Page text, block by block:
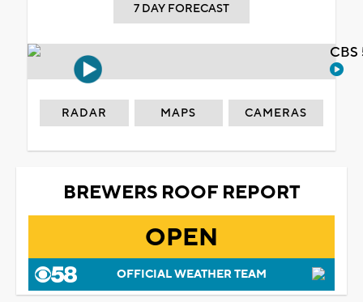
7 DAY FORECAST
RADAR MAPS CAMERAS
BREWERS ROOF REPORT
OPEN
OFFICIAL WEATHER TEAM